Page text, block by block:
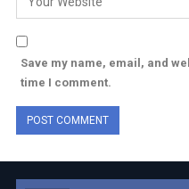
Save my name, email, and
time I comment.